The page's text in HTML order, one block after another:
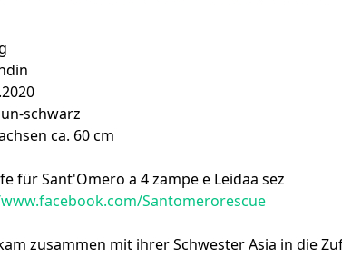
schwarz
ca. 60 cm
für Sant'Omero a 4 zampe e Leidaa sez
Santomerorescue
zusammen mit ihrer Schwester Asia in die